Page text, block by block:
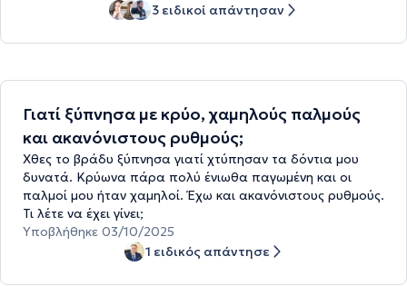
3 ειδικοί απάντησαν
Γιατί ξύπνησα με κρύο, χαμηλούς παλμούς
και ακανόνιστους ρυθμούς;
Χθες το βράδυ ξύπνησα γιατί χτύπησαν τα δόντια μου
δυνατά. Κρύωνα πάρα πολύ ένιωθα παγωμένη και οι
παλμοί μου ήταν χαμηλοί. Έχω και ακανόνιστους ρυθμούς.
Τι λέτε να έχει γίνει;
Υποβλήθηκε 03/10/2025
1 ειδικός απάντησε